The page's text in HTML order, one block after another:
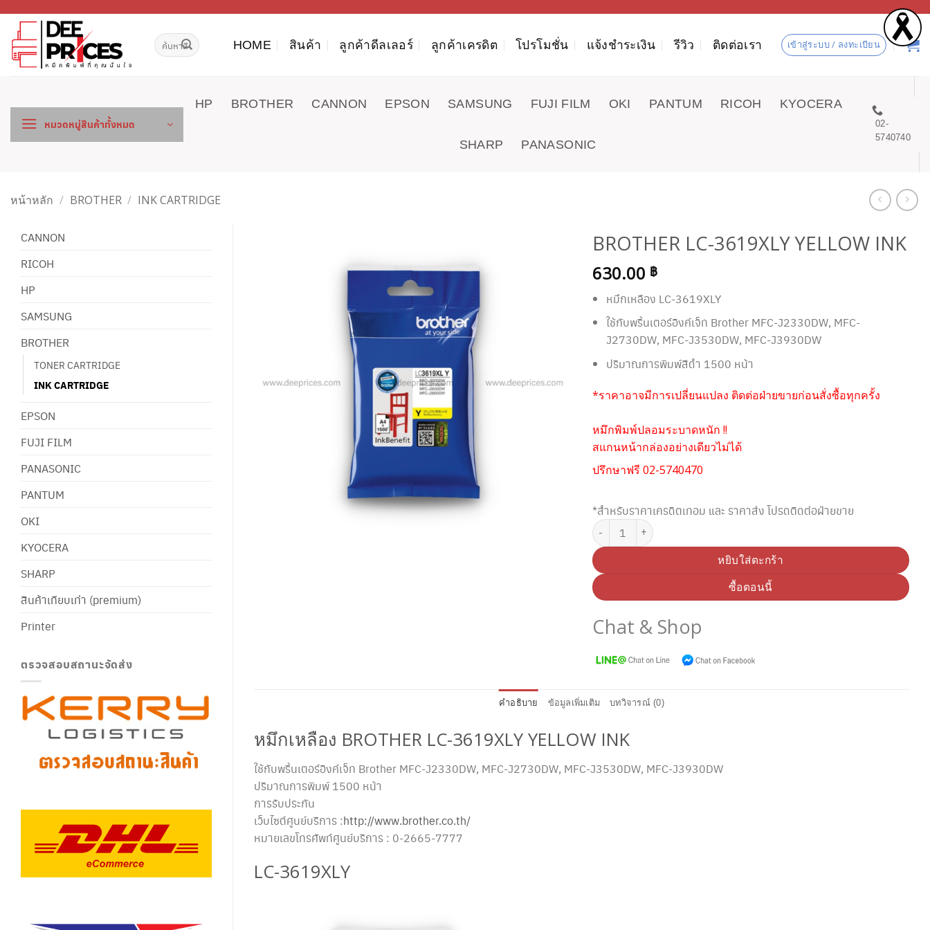
เนื้อหา
ค้นหา: HOME สินค้า ลูกค้าดีลเลอร์ ลูกค้าเครดิต โปรโมชั่น แจ้งชำระเงิน รีวิว ติดต่อเรา เข้าสู่ระบบ / ลงทะเบียน
หมวดหมู่สินค้าทั้งหมด
HP BROTHER CANNON EPSON SAMSUNG FUJI FILM OKI PANTUM RICOH KYOCERA
SHARP PANASONIC
02-
5740740
หน้าหลัก / BROTHER / INK CARTRIDGE
CANNON
RICOH
HP
SAMSUNG
BROTHER
TONER CARTRIDGE
INK CARTRIDGE
EPSON
FUJI FILM
PANASONIC
PANTUM
OKI
KYOCERA
SHARP
สินค้าเทียบเท่า (premium)
Printer
ตรวจสอบสถานะจัดส่ง
BROTHER LC-3619XLY YELLOW INK
630.00 ฿
หมึกเหลือง LC-3619XLY
ใช้กับพริ้นเตอร์อิงค์เจ็ท Brother MFC-J2330DW, MFC-
J2730DW, MFC-J3530DW, MFC-J3930DW
ปริมาณการพิมพ์สีดำ 1500 หน้า
*ราคาอาจมีการเปลี่ยนแปลง ติดต่อฝ่ายขายก่อนสั่งซื้อทุกครั้ง
หมึกพิมพ์ปลอมระบาดหนัก !!
สแกนหน้ากล่องอย่างเดียวไม่ได้
ปรึกษาฟรี 02-5740470
*สำหรับราคาเครดิตเทอม และ ราคาส่ง โปรดติดต่อฝ่ายขาย
จำนวน BROTHER LC-3619XLY YELLOW INK ชิ้น
หยิบใส่ตะกร้า
ซื้อตอนนี้
Chat & Shop
คำอธิบาย ข้อมูลเพิ่มเติม บทวิจารณ์ (0)
หมึกเหลือง BROTHER LC-3619XLY YELLOW INK
ใช้กับพริ้นเตอร์อิงค์เจ็ท Brother MFC-J2330DW, MFC-J2730DW, MFC-J3530DW, MFC-J3930DW
ปริมาณการพิมพ์ 1500 หน้า
การรับประกัน
เว็บไซต์ศูนย์บริการ :http://www.brother.co.th/
หมายเลขโทรศัพท์ศูนย์บริการ : 0-2665-7777
LC-3619XLY